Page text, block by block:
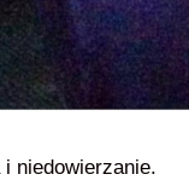
i niedowierzanie.